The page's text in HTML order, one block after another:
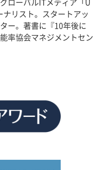
リスト。スタートアッ
ー。著書に『10年後に
率協会マネジメントセン